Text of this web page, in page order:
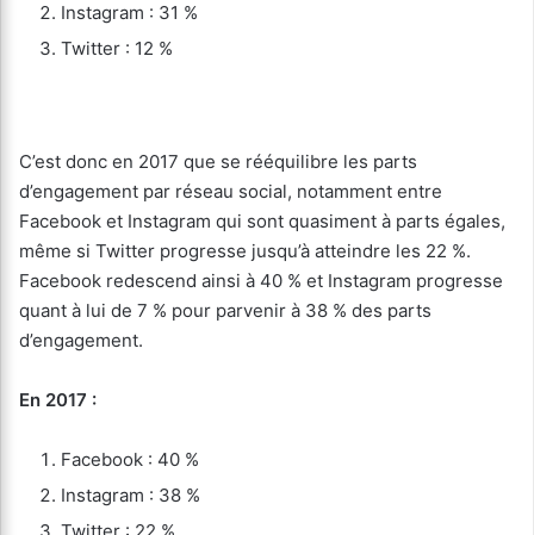
Instagram : 31 %
Twitter : 12 %
C’est donc en 2017 que se rééquilibre les parts
d’engagement par réseau social, notamment entre
Facebook et Instagram qui sont quasiment à parts égales,
même si Twitter progresse jusqu’à atteindre les 22 %.
Facebook redescend ainsi à 40 % et Instagram progresse
quant à lui de 7 % pour parvenir à 38 % des parts
d’engagement.
En 2017 :
Facebook : 40 %
Instagram : 38 %